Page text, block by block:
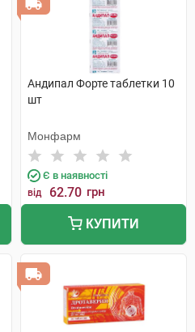
Андипал Форте таблетки 10
шт
Монфарм
Є в наявності
від 62.70 грн
КУПИТИ